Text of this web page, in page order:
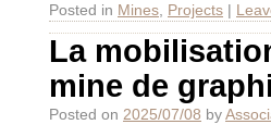
Posted in Mines Projects |
La
mine de
Posted on 2025/07/08 by